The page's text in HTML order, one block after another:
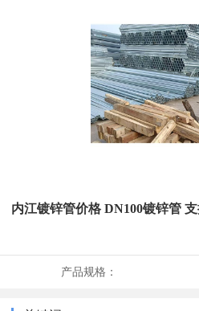
内江镀锌管价格 DN100镀锌管
产品规格：